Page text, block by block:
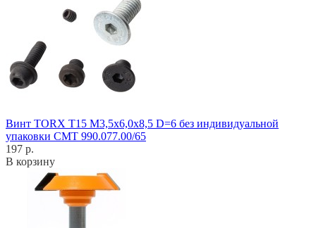
Винт TORX T15 M3,5x6,0x8,5 D=6 без индивидуальной
упаковки CMT 990.077.00/65
197 р.
В корзину